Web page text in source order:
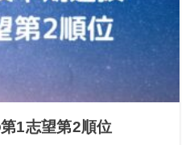
1志望第2順位